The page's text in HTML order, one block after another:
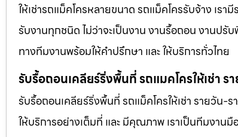
ให้เช่ารถแม็คโครหลายขนาด รถแม็คโครรับจ้าง เร
รับงานทุกชนิด ไม่ว่าจะเป็นงาน งานรื้อถอน งานป
ทางทีมงานพร้อมให้คำปรึกษา และ ให้บริการทั่วไทย
รับรื้อถอนเคลียร์ริ่งพื้นที่ รถแมคโครให้เช่า
รับรื้อถอนเคลียร์ริ่งพื้นที่ รถแม็คโครให้เช่า รายวัน
ให้บริการอย่างเต็มที่ และ มีคุณภาพ เราเป็นทีมงาน